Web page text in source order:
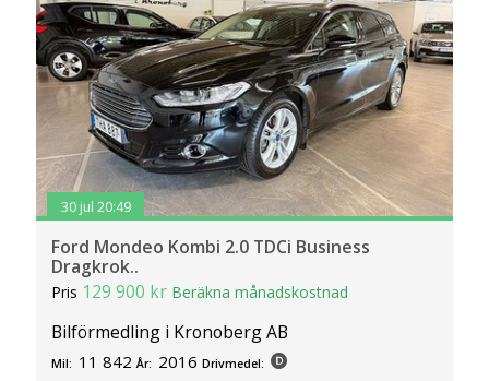
30 jul 20:49
Ford Mondeo Kombi 2.0 TDCi Business
Dragkrok..
Pris 129 900 kr Beräkna månadskostnad
Bilförmedling i Kronoberg AB
Mil: 11 842 År: 2016 Drivmedel: